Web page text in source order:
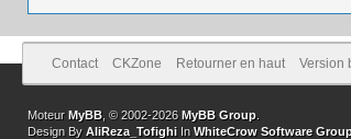
Contact CKZone Retourner en haut Version
Moteur MyBB , © 2002-2026MyBB Group
Design By AliReza_Tofighi In WhiteCrow Software